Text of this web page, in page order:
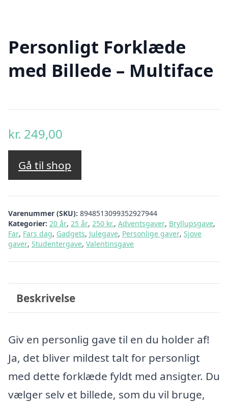
Personligt Forklæde
med Billede – Multiface
kr. 249,00
Gå til shop
Varenummer (SKU): 8948513099352927944
Kategorier: 20 år, 25 år, 250 kr., Adventsgaver, Bryllupsgave,
Far, Fars dag, Gadgets, Julegave, Personlige gaver, Sjove
gaver, Studentergave, Valentinsgave
Beskrivelse
Giv en personlig gave til en du holder af!
Ja, det bliver mildest talt for personligt
med dette forklæde fyldt med ansigter. Du
vælger selv et billede, som du vil bruge,